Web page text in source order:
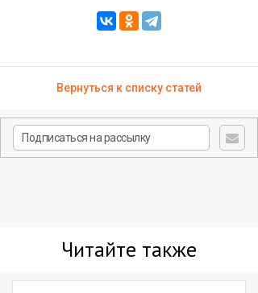
Вернуться к списку статей
Читайте также